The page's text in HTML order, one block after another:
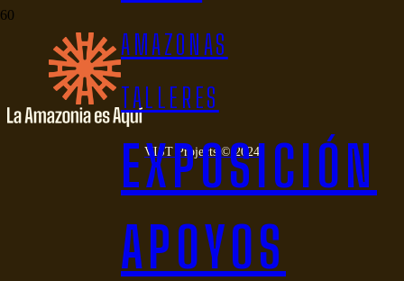
AMAZONAS
TALLERES
EXPOSICIÓN
APOYOS
VIST Projects © 2024